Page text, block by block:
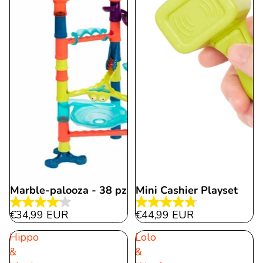
Marble-palooza - 38 pz
4.1
von
€34,99 EUR
Mini Cashier Playset
4.8
von
€44,99 EUR
Hippo
&
Lolo
&